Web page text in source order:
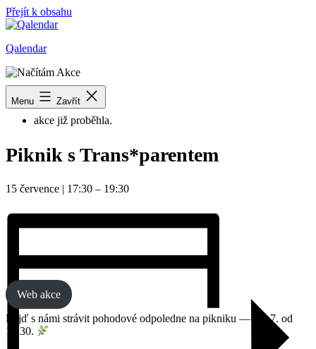
Přejít k obsahu
Qalendar
Menu Zavřít
« Všechny Akce
akce již proběhla.
Piknik s Trans*parentem
15 července 17:30 – 19:30
Web akce
Přijď s námi strávit pohodové odpoledne na pikniku — 15. 7. od
17:30.